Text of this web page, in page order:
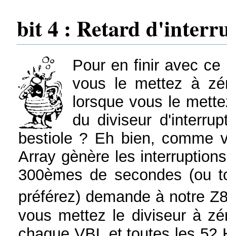
bit 4 : Retard
Pour en finir avec
vous le mettez à
lorsque vous le
du diviseur
bestiole ? Eh bien, comme
Array gènère les
300èmes de secondes
préférez) demande à notre
vous mettez le diviseur à